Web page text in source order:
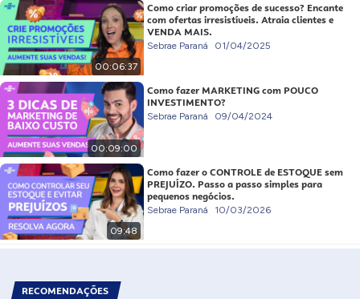
00:06:37
Como criar promoções de sucesso? Encante
com ofertas irresistíveis. Atraia clientes e
VENDA MAIS.
Sebrae Paraná 01/04/2025
00:09:00
Como fazer MARKETING com POUCO
INVESTIMENTO?
Sebrae Paraná 09/04/2024
09:48
Como fazer o CONTROLE de ESTOQUE sem
PREJUÍZO. Passo a passo simples para
pequenos negócios.
Sebrae Paraná 10/03/2026
RECOMENDAÇÕES